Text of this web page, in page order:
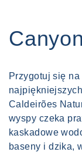
Przygotuj się
Caldeirões
wyspy czeka
kaskadowe
baseny i dzika,